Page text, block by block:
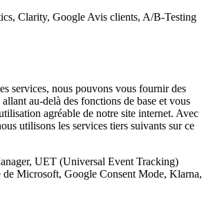
Clarity, Google Avis clients, A/B-Testing
services, nous pouvons vous fournir des
au-delà des fonctions de base et vous
agréable de notre site internet. Avec
utilisons les services tiers suivants sur ce
UET (Universal Event Tracking)
de Microsoft, Google Consent Mode, Klarna,